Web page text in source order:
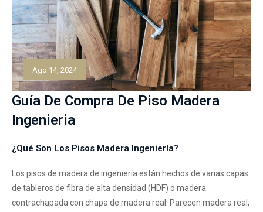
Ago 14, 2024
Guía De Compra De Piso Madera
Ingenieria
¿Qué Son Los Pisos Madera Ingeniería?
Los pisos de madera de ingeniería están hechos de varias capas
de tableros de fibra de alta densidad (HDF) o madera
contrachapada con chapa de madera real. Parecen madera real,